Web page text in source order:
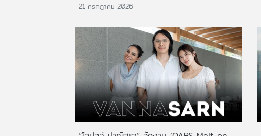
21 กรกฎาคม 2026